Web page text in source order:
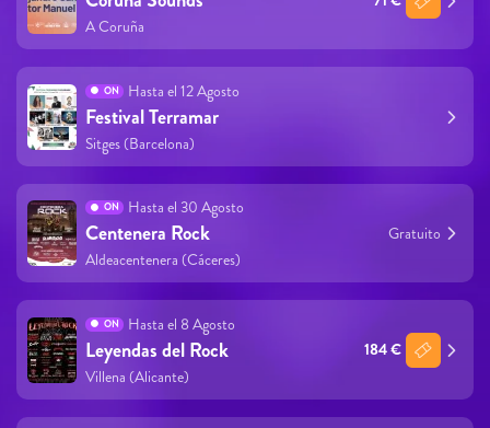
A Coruña
ON Hasta el 12 Agosto
Festival Terramar
Sitges (Barcelona)
ON Hasta el 30 Agosto
Centenera Rock
Aldeacentenera (Cáceres)
Gratuito
ON Hasta el 8 Agosto
Leyendas del Rock
Villena (Alicante)
184 €